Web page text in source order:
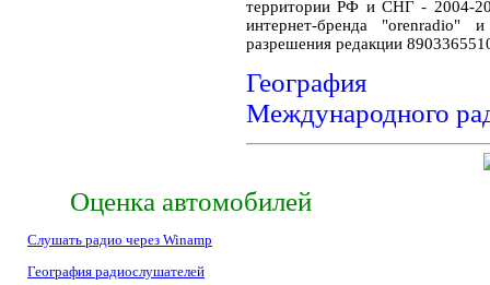
территории РФ и СНГ - 2004-
интернет-бренда "orenradio"
разрешения редакции
География
Международного
Оценка автомобилей
Слушать радио через Winamp
География радиослушателей